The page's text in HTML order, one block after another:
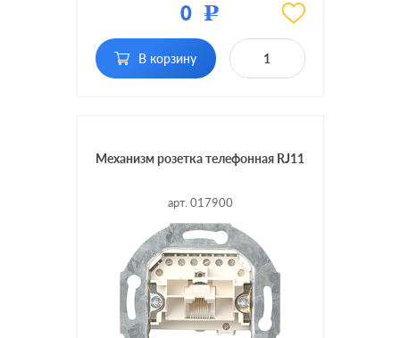
разъема:
RJ11, RJ12, RJ45 Cat.3
(ISDN), RJ45 Cat.6a (STP)
0 Р
В корзину
Механизм розетка телефонная RJ11
арт. 017900